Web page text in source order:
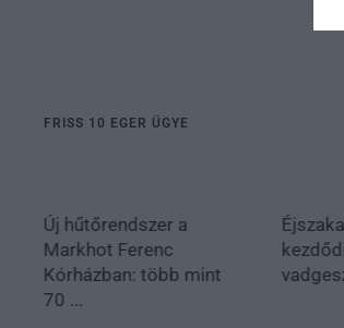
FRISS 10 EGER ÜGYE
Új hűtőrendszer a
Markhot Ferenc
Kórházban: több mint
70 ...